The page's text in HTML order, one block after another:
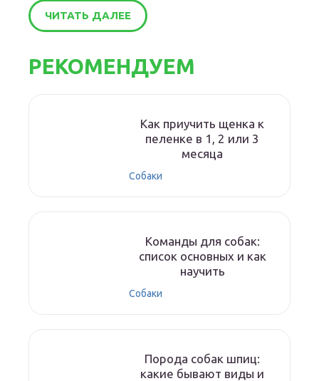
ЧИТАТЬ ДАЛЕЕ
РЕКОМЕНДУЕМ
Как приучить щенка к
пеленке в 1, 2 или 3
месяца
Собаки
Команды для собак:
список основных и как
научить
Собаки
Порода собак шпиц:
какие бывают виды и